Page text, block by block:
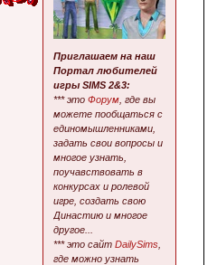
Приглашаем на наш
Портал любителей
игры SIMS 2&3:
*** это Форум, где вы
можете пообщаться с
единомышленниками,
задать свои вопросы и
многое узнать,
поучавствовать в
конкурсах и ролевой
игре, создать свою
Династию и многое
другое...
*** это сайт DailySims,
где можно узнать